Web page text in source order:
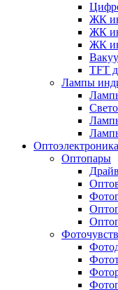
ЖК
ЖК
ЖК
TFT
Лампы
Оптоэлектроника
Оптопары